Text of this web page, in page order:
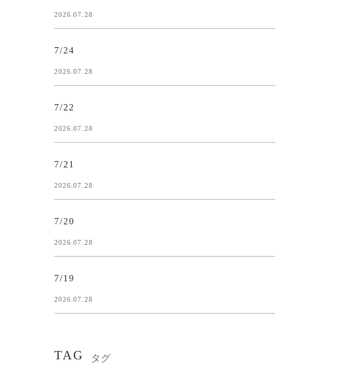
2026.07.28
7/24
2026.07.28
7/22
2026.07.28
7/21
2026.07.28
7/20
2026.07.28
7/19
2026.07.28
TAG タグ